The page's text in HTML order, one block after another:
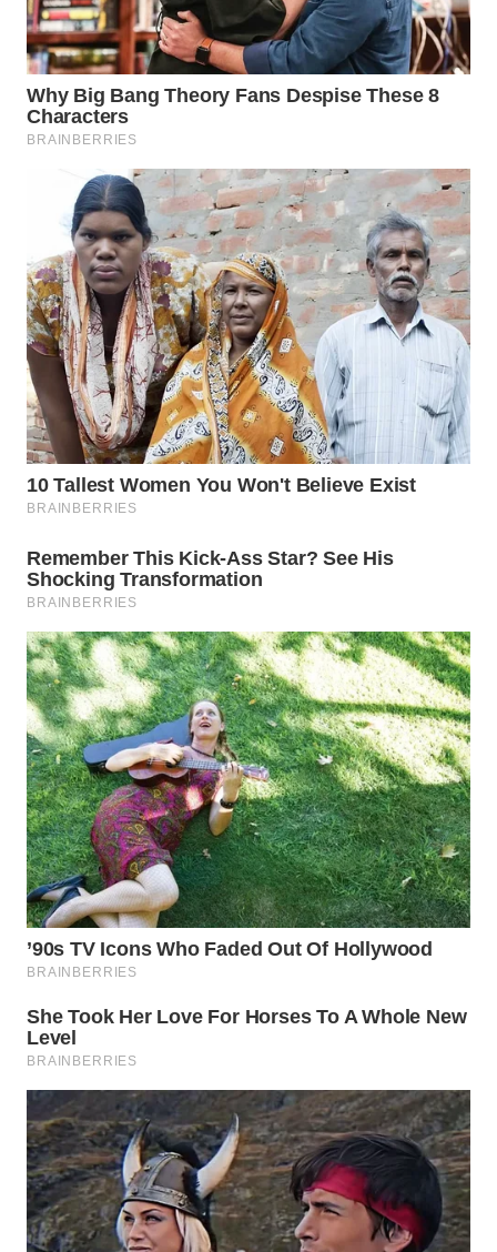
WN
TANGERANG
WN
WN
CIREBON
WN
INDRAMAYU
WN
KUNINGAN
WN
MAJALENGKA
SUBANG
SUKABUMI
WN
PURWAKARTA
WN
PRIANGAN
TIMUR
WN
SEMARANG
WN
WN
WN
MADURA
WN
SURABAYA